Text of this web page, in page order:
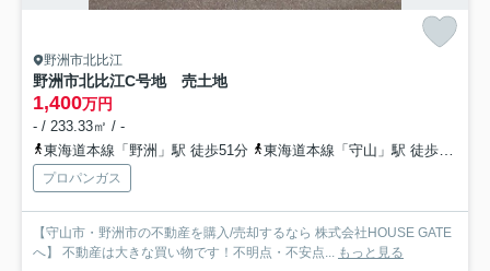
野洲市北比江
野洲市北比江C号地 売土地
1,400万円
- / 233.33㎡ / -
東海道本線「野洲」駅 徒歩51分
東海道本線「守山」駅 徒歩75分
プロパンガス
【守山市・野洲市の不動産を購入/売却するなら 株式会社HOUSE GATE
へ】 不動産は大きな買い物です！不明点・不安点... もっと見る